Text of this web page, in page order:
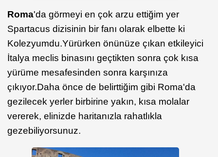
Roma'da görmeyi en çok arzu ettiğim yer
Spartacus dizisinin bir fanı olarak elbette ki
Kolezyumdu.Yürürken önünüze çıkan etkileyici
İtalya meclis binasını geçtikten sonra çok kısa
yürüme mesafesinden sonra karşınıza
çıkıyor.Daha önce de belirttiğim gibi Roma'da
gezilecek yerler birbirine yakın, kısa molalar
vererek, elinizde haritanızla rahatlıkla
gezebiliyorsunuz.